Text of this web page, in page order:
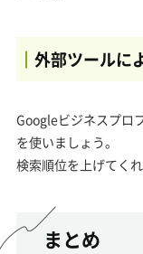
外部ツールに
Googleビジネスプロ
を使いましょう。
検索順位を上げてく
まとめ